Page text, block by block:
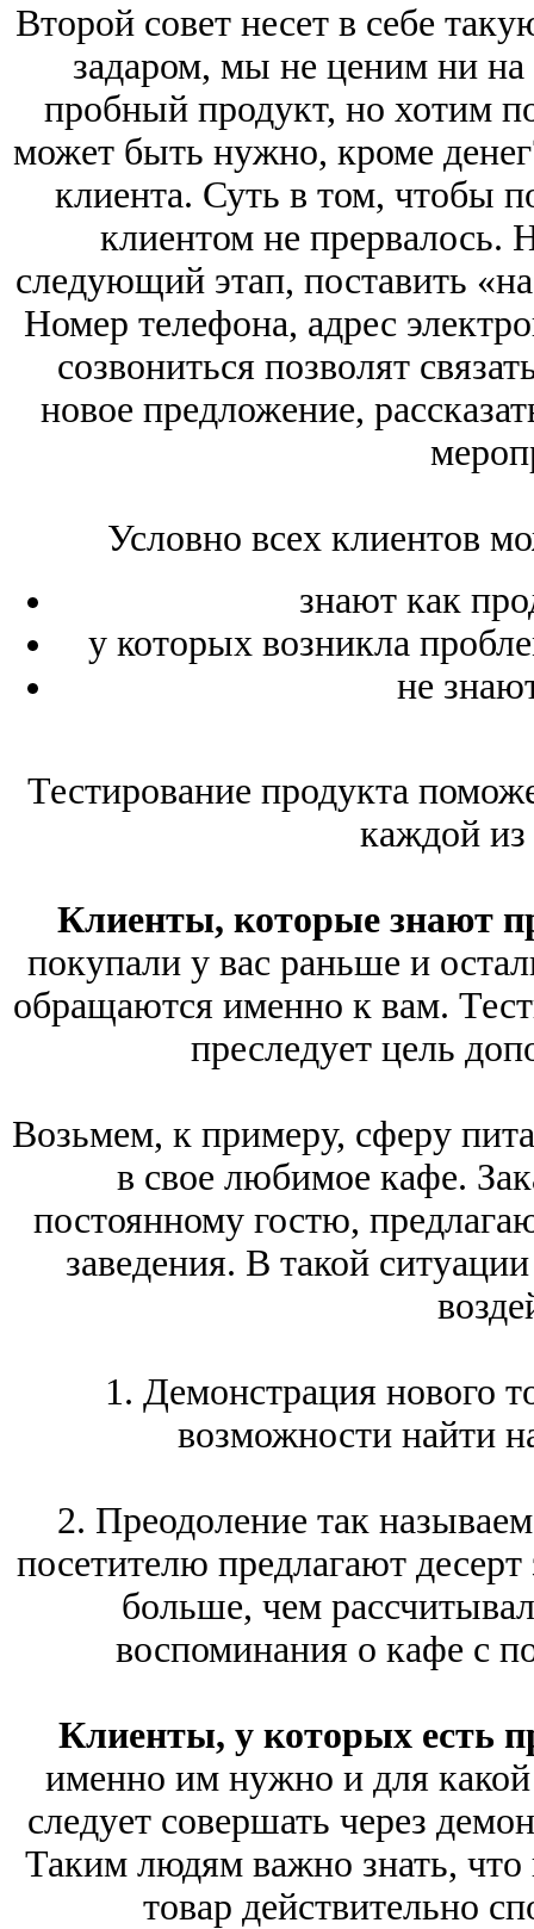
Второй совет несет в себе
задаром, мы не ценим ни
пробный продукт, но хотим
может быть нужно, кроме
клиента. Суть в том, чтобы
клиентом не прервалось.
следующий этап, поставить
Номер телефона, адрес
созвониться позволят
новое предложение,
Условно всех клиентов
знают как
у которых возникла
не
Тестирование продукта
каждой из
Клиенты, которые знают
покупали у вас раньше и
обращаются именно к вам.
преследует цель
Возьмем, к примеру, сферу
в свое любимое кафе.
постоянному гостю,
заведения. В такой
1. Демонстрация нового
возможности найти
2. Преодоление так
посетителю предлагают
больше, чем
воспоминания о кафе с
Клиенты, у которых есть
именно им нужно и для
следует совершать через
Таким людям важно знать,
товар действительно